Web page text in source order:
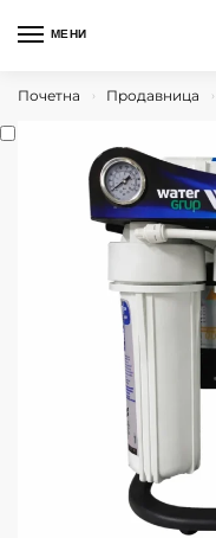
МЕНИ
Почетна › Продавница ›